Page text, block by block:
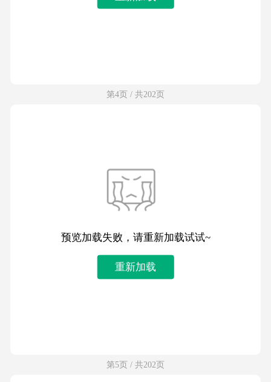
第4页 / 共202页
预览加载失败，请重新加载试试~
重新加载
第5页 / 共202页